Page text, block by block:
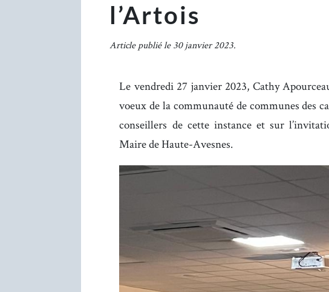
l’Artois
Article publié le 30 janvier 2023.
Le vendredi 27 janvier 2023, Cathy
voeux de la communauté de communes des
conseillers de cette instance et sur
Maire de Haute-Avesnes.